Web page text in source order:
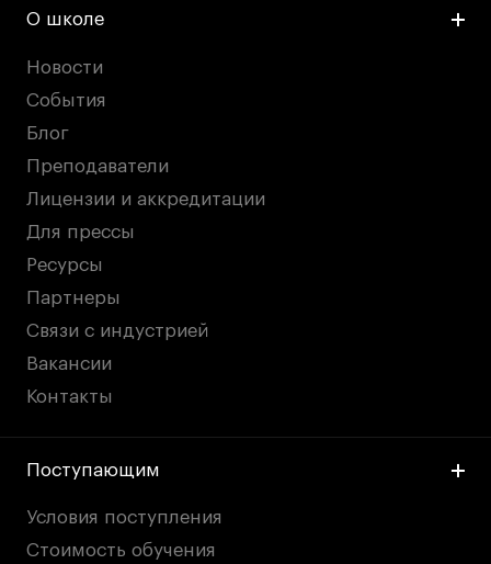
О школе
Новости
События
Блог
Преподаватели
Лицензии и аккредитации
Для прессы
Ресурсы
Партнеры
Связи с индустрией
Вакансии
Контакты
Поступающим
Условия поступления
Стоимость обучения